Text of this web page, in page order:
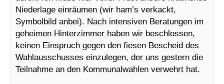
Niederlage einräumen (wir ham’s verkackt,
Symbolbild anbei). Nach intensiven Beratungen im
geheimen Hinterzimmer haben wir beschlossen,
keinen Einspruch gegen den fiesen Bescheid des
Wahlausschusses einzulegen, der uns gestern die
Teilnahme an den Kommunalwahlen verwehrt hat.